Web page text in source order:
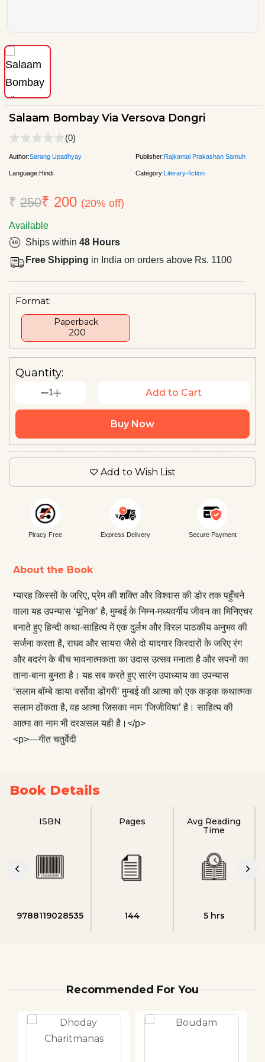
Salaam Bombay Via Versova Dongri
(0)
Author:Sarang Upadhyay Publisher:Rajkamal Prakashan Samuh
Language:Hindi Category:Literary-fiction
₹ 250₹ 200 (20% off)
Available
Ships within 48 Hours
Free Shipping in India on orders above Rs. 1100
Format:
Paperback
₹ 200
Quantity:
1 Add to Cart
Buy Now
Add to Wish List
Piracy Free Express Delivery Secure Payment
About the Book
ग्यारह किस्सों के जरिए, प्रेम की शक्ति और विश्वास की डोर तक पहुँचने
वाला यह उपन्यास ‘यूनिक’ है, मुम्बई के निम्न-मध्यवर्गीय जीवन का मिनिएचर
बनाते हुए हिन्दी कथा-साहित्य में एक दुर्लभ और विरल पाठकीय अनुभव की
सर्जना करता है, राघव और सायरा जैसे दो यादगार किरदारों के जरिए रंग
और बदरंग के बीच भावनात्मकता का उदास उत्सव मनाता है और सपनों का
ताना-बाना बुनता है। यह सब करते हुए सारंग उपाध्याय का उपन्यास
‘सलाम बॉम्बे व्हाया वर्सोवा डोंगरी’ मुम्बई की आत्मा को एक कड़क कथात्मक
सलाम ठोंकता है, वह आत्मा जिसका नाम ‘जिजीविषा’ है। साहित्य की
आत्मा का नाम भी दरअसल यही है।</p>
<p>—गीत चतुर्वेदी
Book Details
ISBN
9788119028535
Pages
144
Avg Reading
Time
5 hrs
Recommended For You